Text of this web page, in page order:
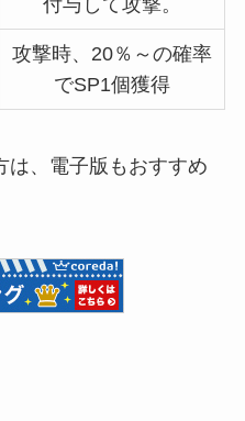
攻撃時、20％～の確率
でSP1個獲得
は、電子版もおすすめ